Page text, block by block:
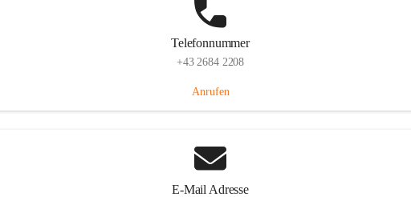
Telefonnummer
+43 2684 2208
Anrufen
E-Mail Adresse